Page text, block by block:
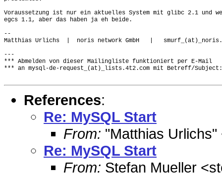
Voraussetzung ist nur ein aktuelles System mit glibc 2.1 und
egcs 1.1, aber das haben ja eh beide.
--
Matthias Urlichs  |  noris network GmbH   |
---
*** Abmelden von dieser Mailingliste funktioniert per E-Mail
*** an mysql-de-request_(at)_lists.4t2.com mit Betreff/Subject:
References:
Re: MySQL Start
From: "Matthias
Re: MySQL Start
From: Stefan Mueller